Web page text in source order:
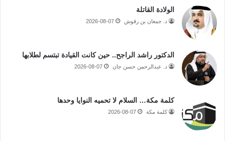
الولادة القاتلة
د. جمعان بن رقوش 2026-08-07
الدكتور راشد الراجح.. حين كانت القيادة تبتسم لطلابها
د. عبدالرحمن حسن جان 2026-08-07
كلمة مكة… السلام لا تحميه النوايا وحدها
كلمة مكة 2026-08-07